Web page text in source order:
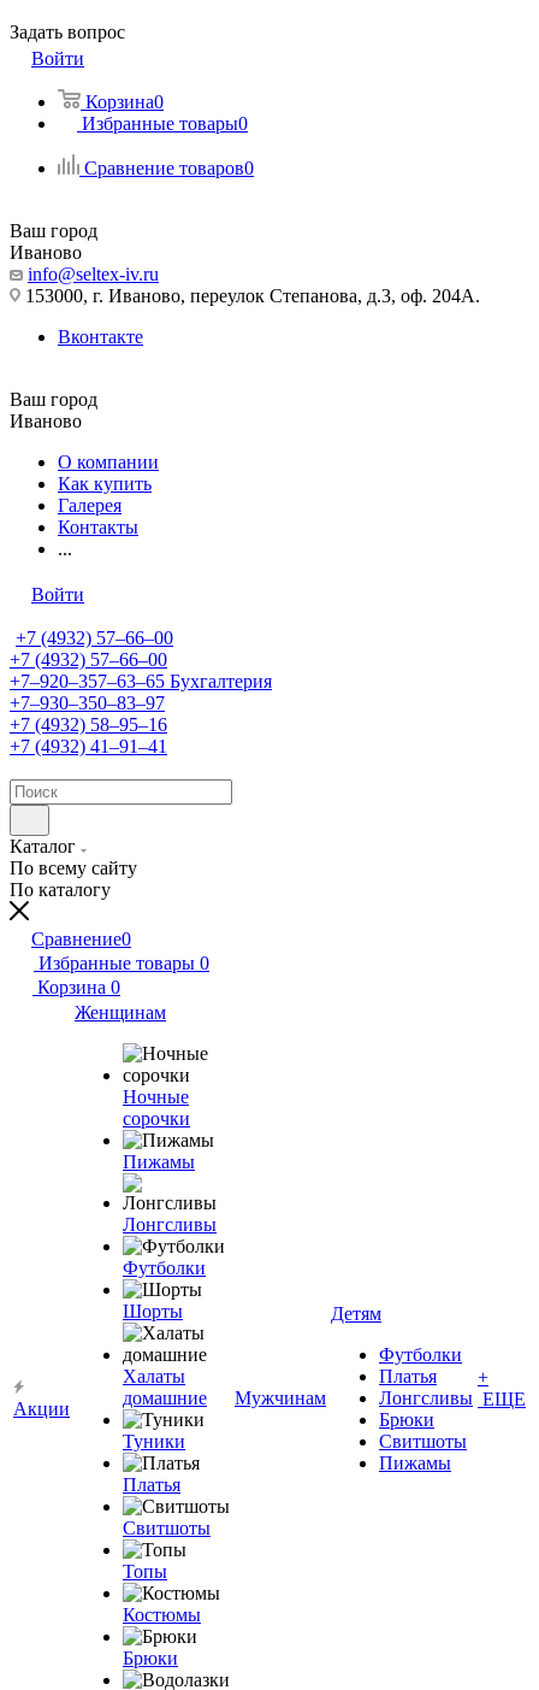
Задать вопрос
Войти
Корзина0
Избранные товары0
Сравнение товаров0
Ваш город
Иваново
info@seltex-iv.ru
153000, г. Иваново, переулок Степанова, д.3, оф. 204А.
Вконтакте
Ваш город
Иваново
О компании
Как купить
Галерея
Контакты
...
Войти
+7 (4932) 57‒66‒00
+7 (4932) 57‒66‒00
+7‒920‒357‒63‒65 Бухгалтерия
+7‒930‒350‒83‒97
+7 (4932) 58‒95‒16
+7 (4932) 41‒91‒41
Каталог
По всему сайту
По каталогу
Сравнение0
Избранные товары 0
Корзина 0
Акции
Женщинам
Ночные
сорочки
Пижамы
Лонгсливы
Футболки
Шорты
Халаты
домашние
Туники
Платья
Свитшоты
Топы
Костюмы
Брюки
Мужчинам
Детям
Футболки
Платья
Лонгсливы
Брюки
Свитшоты
Пижамы
+
ЕЩЕ